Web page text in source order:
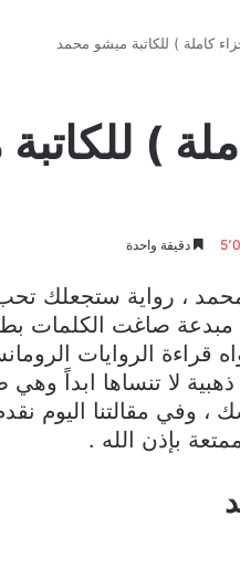
كاملة ) للكاتبة ميشو محمد
)
دقيقة واحدة
محمد ، رواية ستجعلك
مبدعة صاغت الكلمات
الروايات
لا تنساها ابداً وهي
، وفي مقالتنا اليوم
بإذن الله .